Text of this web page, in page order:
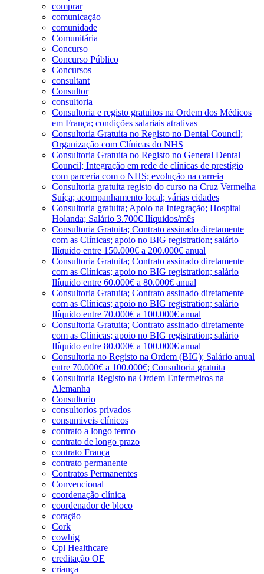
comprar
comunicação
comunidade
Comunitária
Concurso
Concurso Público
Concursos
consultant
Consultor
consultoria
Consultoria e registo gratuitos na Ordem dos Médicos
em França; condições salariais atrativas
Consultoria Gratuita no Registo no Dental Council;
Organização com Clínicas do NHS
Consultoria Gratuita no Registo no General Dental
Council; Integração em rede de clínicas de prestígio
com parceria com o NHS; evolução na carreia
Consultoria gratuita registo do curso na Cruz Vermelha
Suíça; acompanhamento local; várias cidades
Consultoria gratuita; Apoio na Integração; Hospital
Holanda; Salário 3.700€ Ilíquidos/mês
Consultoria Gratuita; Contrato assinado diretamente
com as Clínicas; apoio no BIG registration; salário
Ilíquido entre 150.000€ a 200.000€ anual
Consultoria Gratuita; Contrato assinado diretamente
com as Clínicas; apoio no BIG registration; salário
Ilíquido entre 60.000€ a 80.000€ anual
Consultoria Gratuita; Contrato assinado diretamente
com as Clínicas; apoio no BIG registration; salário
Ilíquido entre 70.000€ a 100.000€ anual
Consultoria Gratuita; Contrato assinado diretamente
com as Clínicas; apoio no BIG registration; salário
Ilíquido entre 80.000€ a 100.000€ anual
Consultoria no Registo na Ordem (BIG); Salário anual
entre 70.000€ a 100.000€; Consultoria gratuita
Consultoria Registo na Ordem Enfermeiros na
Alemanha
Consultorio
consultorios privados
consumiveis clínicos
contrato a longo termo
contrato de longo prazo
contrato França
contrato permanente
Contratos Permanentes
Convencional
coordenação clínica
coordenador de bloco
coração
Cork
cowhig
Cpl Healthcare
creditação OE
criança